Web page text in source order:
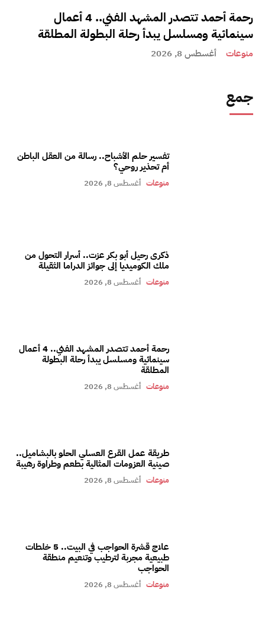
رحمة أحمد تتصدر المشهد الفني.. 4 أعمال
سينمائية ومسلسل يبدأ رحلة البطولة المطلقة
منوعات أغسطس 8, 2026
جمع
تفسير حلم الأشباح.. رسالة من العقل الباطن
أم تحذير روحي؟
منوعات أغسطس 8, 2026
ذكرى رحيل أبو بكر عزت.. أسرار التحول من
ملك الكوميديا إلى جوائز الدراما الثقيلة
منوعات أغسطس 8, 2026
رحمة أحمد تتصدر المشهد الفني.. 4 أعمال
سينمائية ومسلسل يبدأ رحلة البطولة
المطلقة
منوعات أغسطس 8, 2026
طريقة عمل القرع العسلي الحلو بالبشاميل..
صينية العزومات المثالية بطعم وطراوة رهيبة
منوعات أغسطس 8, 2026
علاج قشرة الحواجب في البيت.. 5 خلطات
طبيعية مجربة لترطيب وتنعيم منطقة
الحواجب
منوعات أغسطس 8, 2026